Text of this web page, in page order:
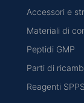
Accessori e
Materiali di
Peptidi GMP
Parti di
Reagenti SPPS